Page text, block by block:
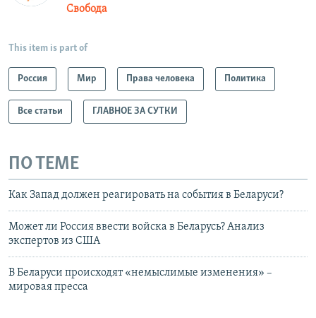
Свобода
This item is part of
Россия Мир Права человека Политика
Все статьи ГЛАВНОЕ ЗА СУТКИ
ПО ТЕМЕ
Как Запад должен реагировать на события в Беларуси?
Может ли Россия ввести войска в Беларусь? Анализ
экспертов из США
В Беларуси происходят «немыслимые изменения» –
мировая пресса